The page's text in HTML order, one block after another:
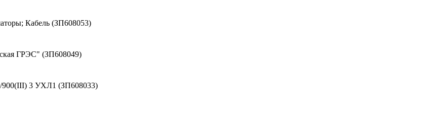
Кабель (ЗП608053)
ГРЭС" (ЗП608049)
900(III) 3 УХЛ1 (ЗП608033)